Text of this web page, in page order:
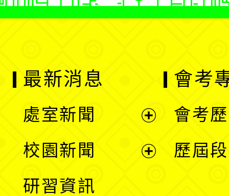
最新消息
處室新聞
校園新聞
研習資訊
會考
會考
歷屆